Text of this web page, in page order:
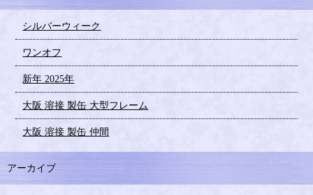
シルバーウィーク
ワンオフ
新年 2025年
大阪 溶接 製缶 大型フレーム
大阪 溶接 製缶 仲間
アーカイブ